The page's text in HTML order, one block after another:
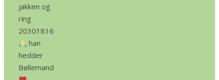
jakken og
ring
20301816
han
hedder
Bøllemand